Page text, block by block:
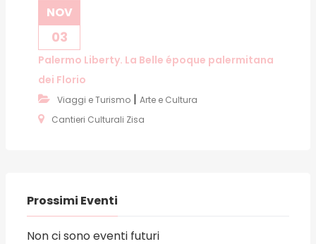
NOV
03
Palermo Liberty. La Belle époque palermitana
dei Florio
Viaggi e Turismo | Arte e Cultura
Cantieri Culturali Zisa
Prossimi Eventi
Non ci sono eventi futuri